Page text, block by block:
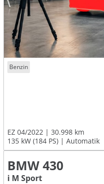
Benzin
EZ 04/2022
30.998 km
135 kW (184 PS)
Automatik
BMW 430
i M Sport